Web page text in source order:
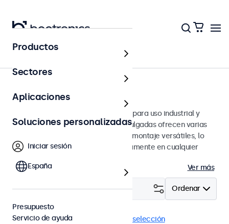
Monitores
Monitores de 7 pulgadas
Monitores de 7 pulgadas diseñados para uso industrial y
profesional. Estos monitores de 7 pulgadas ofrecen varias
conexiones de video y opciones de montaje versátiles, lo
que les permite integrarse perfectamente en cualquier
Ver más
Ordenar
Filtrar (0)
Monitores 7" 4:3 / 5:4 Eliminar selección
Productos
Sectores
Aplicaciones
Soluciones personalizadas
Iniciar sesión
España
Presupuesto
Servicio de ayuda